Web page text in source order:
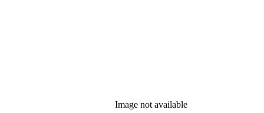
Image not available